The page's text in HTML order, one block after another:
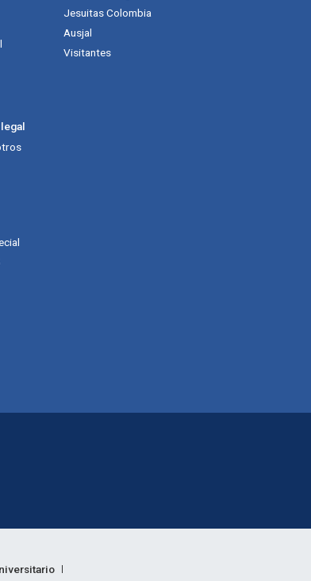
Jesuitas Colombia
Ausjal
Visitantes